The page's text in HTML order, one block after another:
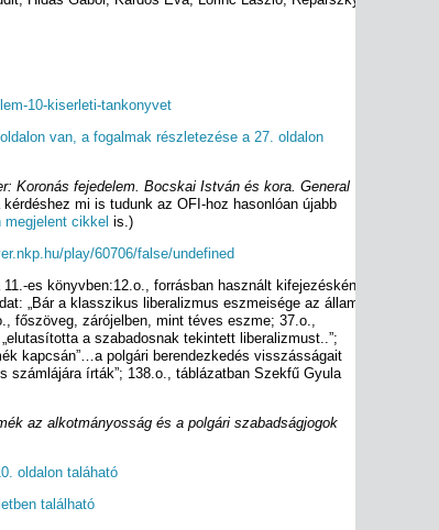
10-kiserleti-tankonyvet
van, a fogalmak részletezése a 27. oldalon
Koronás fejedelem. Bocskai István és kora. General
kérdéshez mi is tudunk az OFI-hoz hasonlóan újabb
megjelent cikkel is.)
play/60706/false/undefined
es könyvben:12.o., forrásban használt kifejezésként
„Bár a klasszikus liberalizmus eszmeisége az állam
főszöveg, zárójelben, mint téves eszme; 37.o.,
a szabadosnak tekintett liberalizmust..”;
kapcsán”…a polgári berendezkedés visszásságait
számlájára írták”; 138.o., táblázatban Szekfű Gyula
az alkotmányosság és a polgári szabadságjogok
oldalon taláható
található